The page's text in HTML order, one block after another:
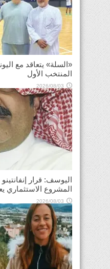
«السلة» يتعاقد مع
المنتخب الأول
2026/08/03
اليوسف: قرار
المشروع الاستثماري
2026/08/03